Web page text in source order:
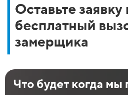
Оставьте заявку
бесплатный
замерщика
Что будет когда